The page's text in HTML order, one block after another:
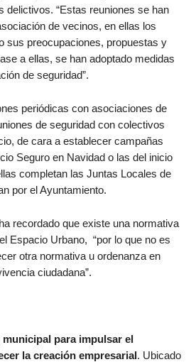
delictivos. “Estas reuniones se han
de vecinos, en ellas los
sus preocupaciones, propuestas y
a ellas, se han adoptado medidas
de seguridad”.
periódicas con asociaciones de
de seguridad con colectivos
de cara a establecer campañas
Seguro en Navidad o las del inicio
completan las Juntas Locales de
por el Ayuntamiento.
recordado que existe una normativa
Espacio Urbano, “por lo que no es
otra normativa u ordenanza en
ciudadana”.
para impulsar el
la creación empresarial. Ubicado